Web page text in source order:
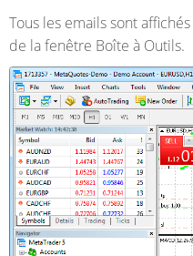
Tous les emails sont
de la fenêtre Boîte à Outils.